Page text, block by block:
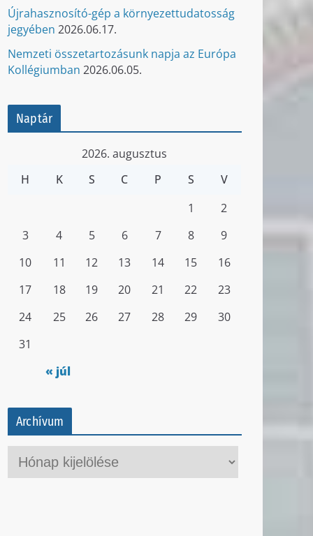
Újrahasznosító-gép a környezettudatosság
jegyében 2026.06.17.
Nemzeti összetartozásunk napja az Európa
Kollégiumban 2026.06.05.
Naptár
2026. augusztus
H
K S C P S V
« júl
1
2
3
4 5 6 7 8
9
10
11 12 13 14 15
16
17
18 19 20 21 22
23
24
25 26 27 28 29
30
31
Archívum
r